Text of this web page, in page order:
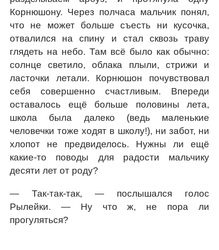
Корнюшону. Через полчаса мальчик понял,
что не может больше съесть ни кусочка,
отвалился на спину и стал сквозь траву
глядеть на небо. Там всё было как обычно:
солнце светило, облака плыли, стрижи и
ласточки летали. Корнюшон почувствовал
себя совершенно счастливым. Впереди
оставалось ещё больше половины лета,
школа была далеко (ведь маленькие
человечки тоже ходят в школу!), ни забот, ни
хлопот не предвиделось. Нужны ли ещё
какие-то поводы для радости мальчику
десяти лет от роду?
— Так-так-так, — послышался голос
Рылейки. — Ну что ж, не пора ли
прогуляться?